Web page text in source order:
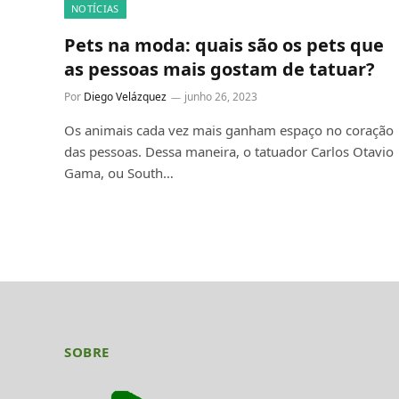
NOTÍCIAS
Pets na moda: quais são os pets que
as pessoas mais gostam de tatuar?
Por Diego Velázquez junho 26, 2023
Os animais cada vez mais ganham espaço no coração
das pessoas. Dessa maneira, o tatuador Carlos Otavio
Gama, ou South…
SOBRE